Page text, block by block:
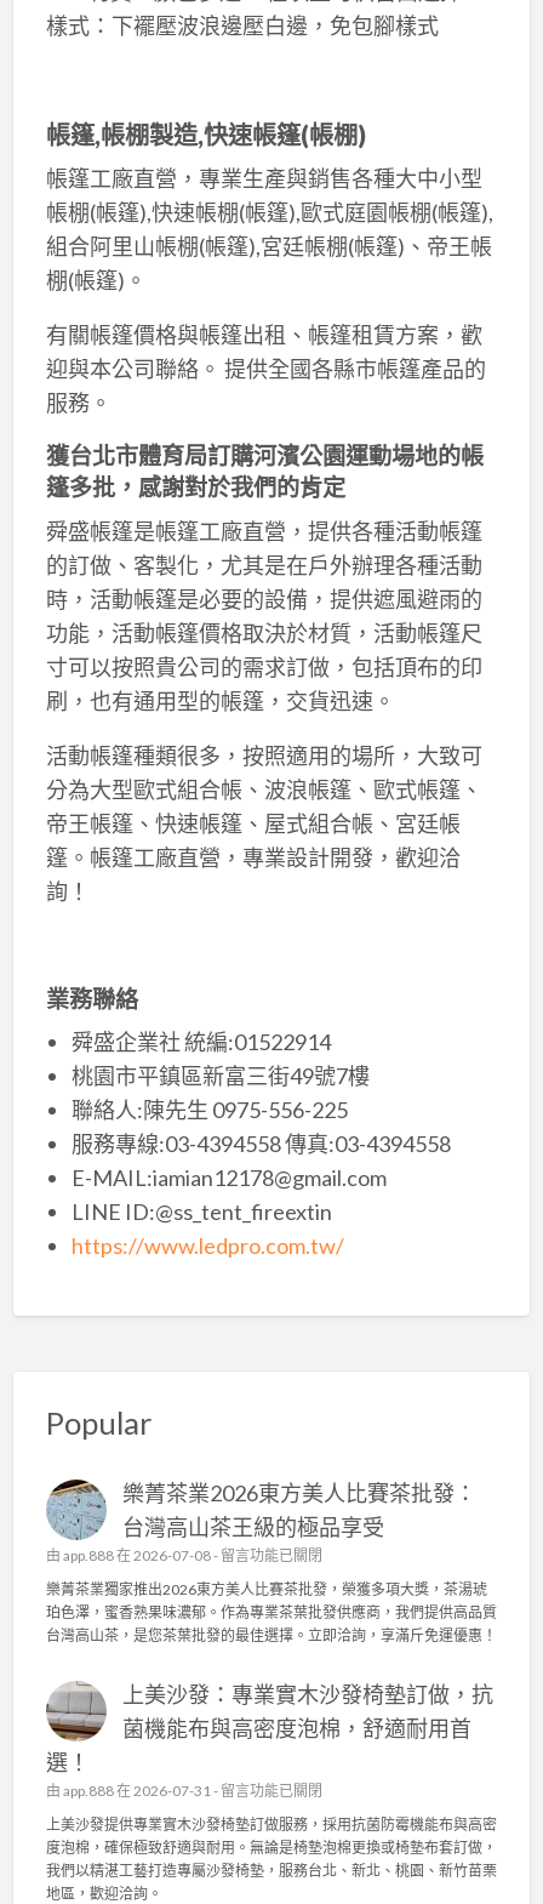
樣式：下襬壓波浪邊壓白邊，免包腳樣式
帳篷,帳棚製造,快速帳篷(帳棚)
帳篷工廠直營，專業生產與銷售各種大中小型
帳棚(帳篷),快速帳棚(帳篷),歐式庭園帳棚(帳篷),
組合阿里山帳棚(帳篷),宮廷帳棚(帳篷)、帝王帳
棚(帳篷)。
有關帳篷價格與帳篷出租、帳篷租賃方案，歡
迎與本公司聯絡。 提供全國各縣市帳篷產品的
服務。
獲台北市體育局訂購河濱公園運動場地的帳
篷多批，感謝對於我們的肯定
舜盛帳篷是帳篷工廠直營，提供各種活動帳篷
的訂做、客製化，尤其是在戶外辦理各種活動
時，活動帳篷是必要的設備，提供遮風避雨的
功能，活動帳篷價格取決於材質，活動帳篷尺
寸可以按照貴公司的需求訂做，包括頂布的印
刷，也有通用型的帳篷，交貨迅速。
活動帳篷種類很多，按照適用的場所，大致可
分為大型歐式組合帳、波浪帳篷、歐式帳篷、
帝王帳篷、快速帳篷、屋式組合帳、宮廷帳
篷。帳篷工廠直營，專業設計開發，歡迎洽
詢！
業務聯絡
舜盛企業社 統編:01522914
桃園市平鎮區新富三街49號7樓
聯絡人:陳先生 0975-556-225
服務專線:03-4394558 傳真:03-4394558
E-MAIL:iamian12178@gmail.com
LINE ID:@ss_tent_fireextin
https://www.ledpro.com.tw/
Popular
樂菁茶業2026東方美人比賽茶批發：
台灣高山茶王級的極品享受
由 app.888在 2026-07-08 - 在
〈
樂
菁
茶
2
0
2
東
美
人
比
留言功能已關閉
樂菁茶業獨家推出2026東方美人比賽茶批發，榮獲多項大獎，茶湯琥
珀色澤，蜜香熟果味濃郁。作為專業茶葉批發供應商，我們提供高品質
台灣高山茶，是您茶葉批發的最佳選擇。立即洽詢，享滿斤免運優惠！
上美沙發：專業實木沙發椅墊訂做，抗
菌機能布與高密度泡棉，舒適耐用首
選！
由 app.888在 2026-07-31 - 在
〈
上
美
沙
留言功能已關閉
上美沙發提供專業實木沙發椅墊訂做服務，採用抗菌防霉機能布與高密
度泡棉，確保極致舒適與耐用。無論是椅墊泡棉更換或椅墊布套訂做，
我們以精湛工藝打造專屬沙發椅墊，服務台北、新北、桃園、新竹苗栗
地區，歡迎洽詢。